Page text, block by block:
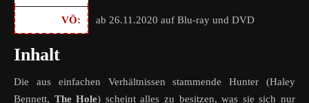
VÖ: ab 26.11.2020 auf Blu-ray und DVD
Inhalt
Die aus einfachen Verhältnissen stammende Hunter (Haley
Bennett, The Hole) scheint alles zu besitzen, was sie sich nur